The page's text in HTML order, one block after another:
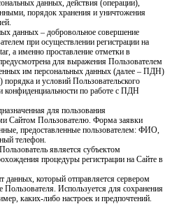
данных, действия (операции),
порядок хранения и уничтожения
данных – добровольное совершение
при осуществлении регистрации на
а именно проставление отметки в
для выражения Пользователем
им персональных данных (далее – ПДН)
порядка и условий Пользовательского
конфиденциальности по работе с ПДН
для пользования
Сайтом Пользователю. Форма заявки
предоставленные пользователем: ФИО,
телефон.
является субъектом
процедуры регистрации на Сайте в
который отправляется сервером
Пользователя. Используется для сохранения
каких-либо настроек и предпочтений.